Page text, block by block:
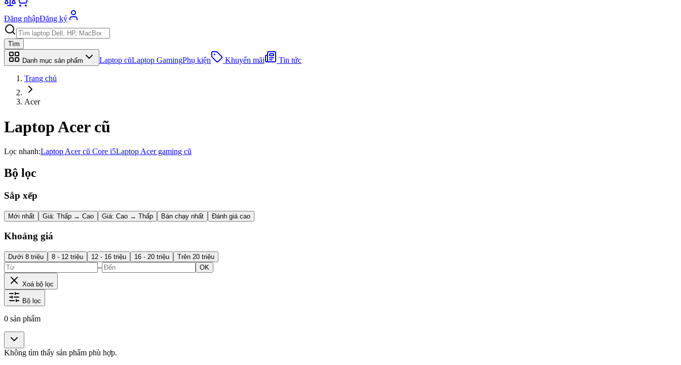
Đăng nhậpĐăng ký
Tìm
Danh mục sản phẩm Laptop cũLaptop GamingPhụ kiện Khuyến mãi Tin tức
Trang chủ
Acer
Laptop Acer cũ
Lọc nhanh:Laptop Acer cũ Core i5Laptop Acer gaming cũ
Bộ lọc
Sắp xếp
Mới nhất Giá: Thấp → Cao Giá: Cao → Thấp Bán chạy nhất Đánh giá cao
Khoảng giá
Dưới 8 triệu 8 - 12 triệu 12 - 16 triệu 16 - 20 triệu Trên 20 triệu
– OK
Xoá bộ lọc
Bộ lọc
0 sản phẩm
Không tìm thấy sản phẩm phù hợp.